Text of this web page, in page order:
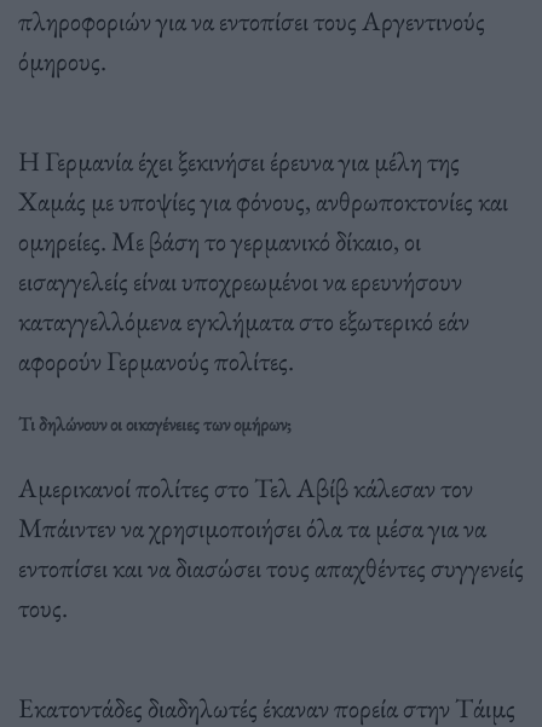
πληροφοριών για να εντοπίσει τους Αργεντινούς
όμηρους.
Η Γερμανία έχει ξεκινήσει έρευνα για μέλη της
Χαμάς με υποψίες για φόνους, ανθρωποκτονίες και
ομηρείες. Με βάση το γερμανικό δίκαιο, οι
εισαγγελείς είναι υποχρεωμένοι να ερευνήσουν
καταγγελλόμενα εγκλήματα στο εξωτερικό εάν
αφορούν Γερμανούς πολίτες.
Τι δηλώνουν οι οικογένειες των ομήρων;
Αμερικανοί πολίτες στο Τελ Αβίβ κάλεσαν τον
Μπάιντεν να χρησιμοποιήσει όλα τα μέσα για να
εντοπίσει και να διασώσει τους απαχθέντες συγγενείς
τους.
Εκατοντάδες διαδηλωτές έκαναν πορεία στην Τάιμς